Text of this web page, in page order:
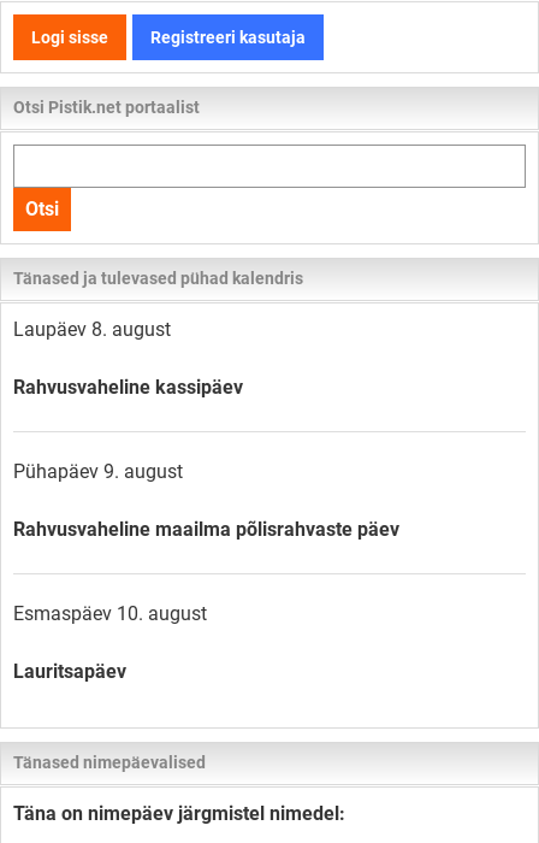
Logi sisse Registreeri kasutaja
Otsi Pistik.net portaalist
kogu
lehelt
Otsi
Tänased ja tulevased pühad kalendris
Laupäev 8. august
Rahvusvaheline kassipäev
Pühapäev 9. august
Rahvusvaheline maailma põlisrahvaste päev
Esmaspäev 10. august
Lauritsapäev
Tänased nimepäevalised
Täna on nimepäev järgmistel nimedel: